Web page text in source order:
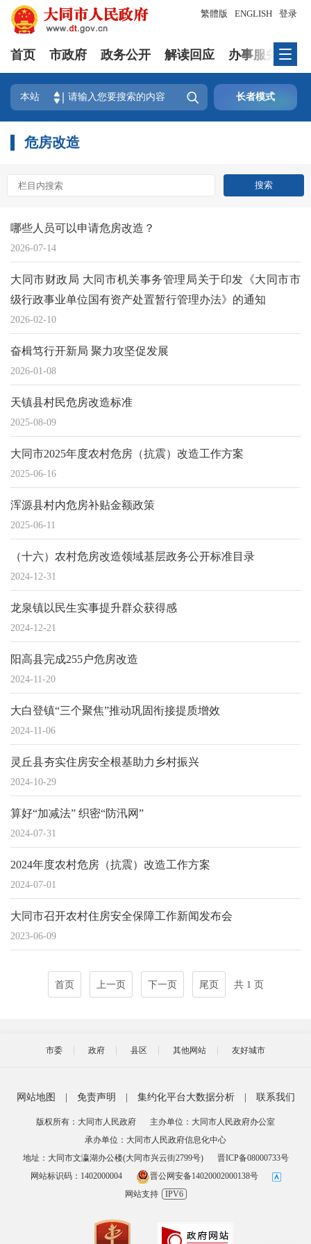
登录
繁體版 ENGLISH
首页 市政府 政务公开 解读回应 办事服务
本站  长者模式
危房改造
哪些人员可以申请危房改造？
2026-07-14
大同市财政局 大同市机关事务管理局关于印发《大同市市
级行政事业单位国有资产处置暂行管理办法》的通知
2026-02-10
奋楫笃行开新局 聚力攻坚促发展
2026-01-08
天镇县村民危房改造标准
2025-08-09
大同市2025年度农村危房（抗震）改造工作方案
2025-06-16
浑源县村内危房补贴金额政策
2025-06-11
（十六）农村危房改造领域基层政务公开标准目录
2024-12-31
龙泉镇以民生实事提升群众获得感
2024-12-21
阳高县完成255户危房改造
2024-11-20
大白登镇“三个聚焦”推动巩固衔接提质增效
2024-11-06
灵丘县夯实住房安全根基助力乡村振兴
2024-10-29
算好“加减法” 织密“防汛网”
2024-07-31
2024年度农村危房（抗震）改造工作方案
2024-07-01
大同市召开农村住房安全保障工作新闻发布会
2023-06-09
首页 上一页 下一页 尾页 共 1 页
市委 政府 县区 其他网站 友好城市
网站地图 免责声明 集约化平台大数据分析 联系我们
版权所有：大同市人民政府
主办单位：大同市人民政府办公室
承办单位：大同市人民政府信息化中心
地址：大同市文瀛湖办公楼(大同市兴云街2799号)
晋ICP备08000733号
网站标识码：1402000004
晋公网安备14020002000138号
网站支持
IPV6